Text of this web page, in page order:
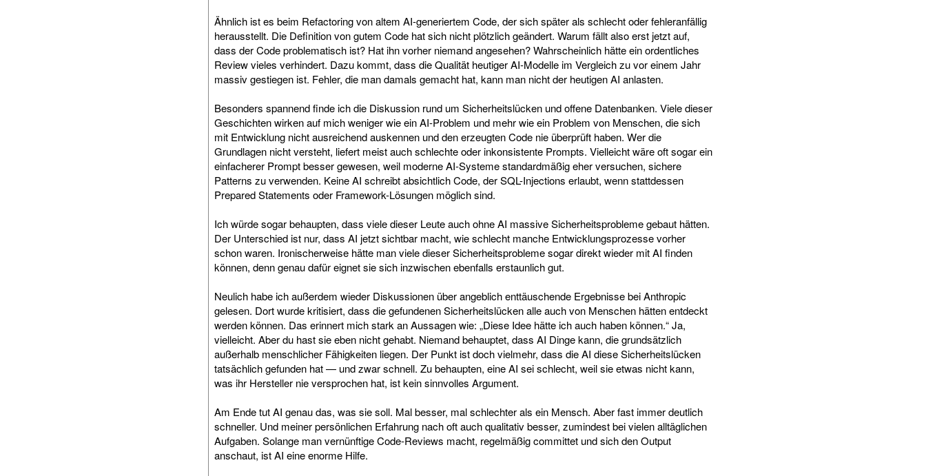
Ähnlich ist es beim Refactoring von altem AI-generiertem Code, der sich später als schlecht oder fehleranfällig
herausstellt. Die Definition von gutem Code hat sich nicht plötzlich geändert. Warum fällt also erst jetzt auf,
dass der Code problematisch ist? Hat ihn vorher niemand angesehen? Wahrscheinlich hätte ein ordentliches
Review vieles verhindert. Dazu kommt, dass die Qualität heutiger AI-Modelle im Vergleich zu vor einem Jahr
massiv gestiegen ist. Fehler, die man damals gemacht hat, kann man nicht der heutigen AI anlasten.
Besonders spannend finde ich die Diskussion rund um Sicherheitslücken und offene Datenbanken. Viele dieser
Geschichten wirken auf mich weniger wie ein AI-Problem und mehr wie ein Problem von Menschen, die sich
mit Entwicklung nicht ausreichend auskennen und den erzeugten Code nie überprüft haben. Wer die
Grundlagen nicht versteht, liefert meist auch schlechte oder inkonsistente Prompts. Vielleicht wäre oft sogar ein
einfacherer Prompt besser gewesen, weil moderne AI-Systeme standardmäßig eher versuchen, sichere
Patterns zu verwenden. Keine AI schreibt absichtlich Code, der SQL-Injections erlaubt, wenn stattdessen
Prepared Statements oder Framework-Lösungen möglich sind.
Ich würde sogar behaupten, dass viele dieser Leute auch ohne AI massive Sicherheitsprobleme gebaut hätten.
Der Unterschied ist nur, dass AI jetzt sichtbar macht, wie schlecht manche Entwicklungsprozesse vorher
schon waren. Ironischerweise hätte man viele dieser Sicherheitsprobleme sogar direkt wieder mit AI finden
können, denn genau dafür eignet sie sich inzwischen ebenfalls erstaunlich gut.
Neulich habe ich außerdem wieder Diskussionen über angeblich enttäuschende Ergebnisse bei Anthropic
gelesen. Dort wurde kritisiert, dass die gefundenen Sicherheitslücken alle auch von Menschen hätten entdeckt
werden können. Das erinnert mich stark an Aussagen wie: „Diese Idee hätte ich auch haben können.“ Ja,
vielleicht. Aber du hast sie eben nicht gehabt. Niemand behauptet, dass AI Dinge kann, die grundsätzlich
außerhalb menschlicher Fähigkeiten liegen. Der Punkt ist doch vielmehr, dass die AI diese Sicherheitslücken
tatsächlich gefunden hat — und zwar schnell. Zu behaupten, eine AI sei schlecht, weil sie etwas nicht kann,
was ihr Hersteller nie versprochen hat, ist kein sinnvolles Argument.
Am Ende tut AI genau das, was sie soll. Mal besser, mal schlechter als ein Mensch. Aber fast immer deutlich
schneller. Und meiner persönlichen Erfahrung nach oft auch qualitativ besser, zumindest bei vielen alltäglichen
Aufgaben. Solange man vernünftige Code-Reviews macht, regelmäßig committet und sich den Output
anschaut, ist AI eine enorme Hilfe.